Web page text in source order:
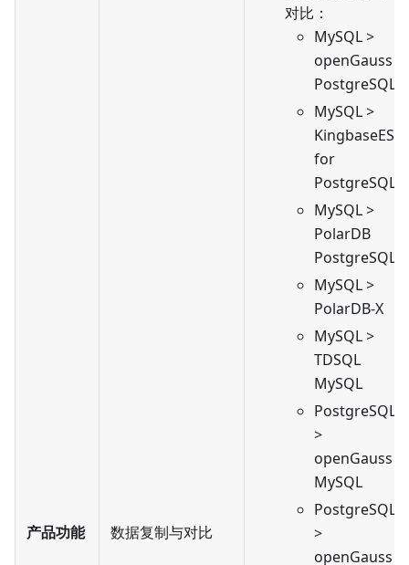
产品功能 数据复制与对比
对比：
MySQL >
openGauss
PostgreSQL
MySQL >
KingbaseES
for
PostgreSQL
MySQL >
PolarDB
PostgreSQL
MySQL >
PolarDB-X
MySQL >
TDSQL
MySQL
PostgreSQL
>
openGauss
MySQL
PostgreSQL
>
openGauss